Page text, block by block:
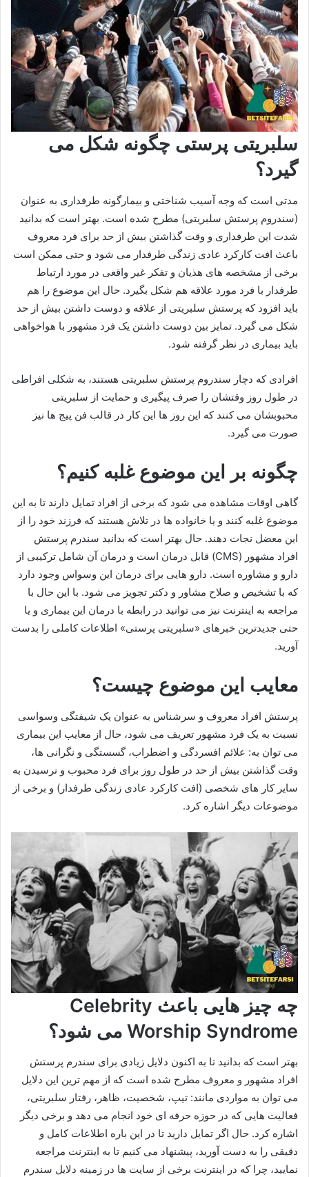
سلبریتی پرستی چگونه شکل می
گیرد؟
مدتی است که وجه آسیب شناختی و بیمارگونه طرفداری به عنوان
(سندروم پرستش سلبریتی) مطرح شده است. بهتر است که بدانید
شدت این طرفداری و وقت گذاشتن بیش از حد برای فرد معروف
باعث افت کارکرد عادی زندگی طرفدار می‌ شود و حتی ممکن است
برخی از مشخصه های هذیان و تفکر غیر واقعی در مورد ارتباط
طرفدار با فرد مورد علاقه هم شکل بگیرد. حال این موضوع را هم
باید افزود که پرستش سلبریتی از علاقه و دوست داشتن بیش از حد
شکل می گیرد. تمایز بین دوست‌ داشتن یک فرد مشهور با هواخواهی
باید بیماری در نظر گرفته شود.
افرادی که دچار سندروم پرستش سلبریتی هستند، به شکلی افراطی
در طول روز وقتشان را صرف پیگیری و حمایت از سلبریتی
محبوبشان می‌ کنند که این روز ها این کار در قالب فن پیج‌ ها نیز
صورت می‌ گیرد.
چگونه بر این موضوع غلبه کنیم؟
گاهی اوقات مشاهده می شود که برخی از افراد تمایل دارند تا به این
موضوع غلبه کنند و یا خانواده‌ ها در تلاش هستند که فرزند خود را از
این معضل نجات دهند. حال بهتر است که بدانید سندرم پرستش
افراد مشهور (CMS) قابل درمان است و درمان آن شامل ترکیبی از
دارو و مشاوره است. دارو هایی برای درمان این وسواس وجود دارد
که با تشخیص و صلاح مشاور و دکتر تجویز می شود. با این حال با
مراجعه به اینترنت نیز می توانید در رابطه با درمان این بیماری و یا
حتی جدیدترین خبرهای «سلبریتی پرستی» اطلاعات کاملی را بدست
آورید.
معایب این موضوع چیست؟
پرستش افراد معروف و سرشناس به عنوان یک شیفتگی وسواسی
نسبت به یک فرد مشهور تعریف می شود، حال از معایب این بیماری
می توان به: علائم افسردگی و اضطراب، گسستگی و نگرانی ها،
وقت گذاشتن بیش از حد در طول روز برای فرد محبوب و نرسیدن به
سایر کار های شخصی (افت کارکرد عادی زندگی طرفدار) و برخی از
موضوعات دیگر اشاره کرد.
چه چیز هایی باعث Celebrity
Worship Syndrome می شود؟
بهتر است که بدانید تا به اکنون دلایل زیادی برای سندرم پرستش
افراد مشهور و معروف مطرح شده است که از مهم ترین این دلایل
می‌ توان به مواردی مانند: تیپ، شخصیت، ظاهر، رفتار سلبریتی،
فعالیت‌ هایی که در حوزه حرفه‌ ای خود انجام می‌ دهد و برخی دیگر
اشاره کرد. حال اگر تمایل دارید تا در این باره اطلاعات کامل و
دقیقی را به دست آورید، پیشنهاد می‌ کنیم تا به اینترنت مراجعه
نمایید، چرا که در اینترنت برخی از سایت‌ ها در زمینه دلایل سندرم